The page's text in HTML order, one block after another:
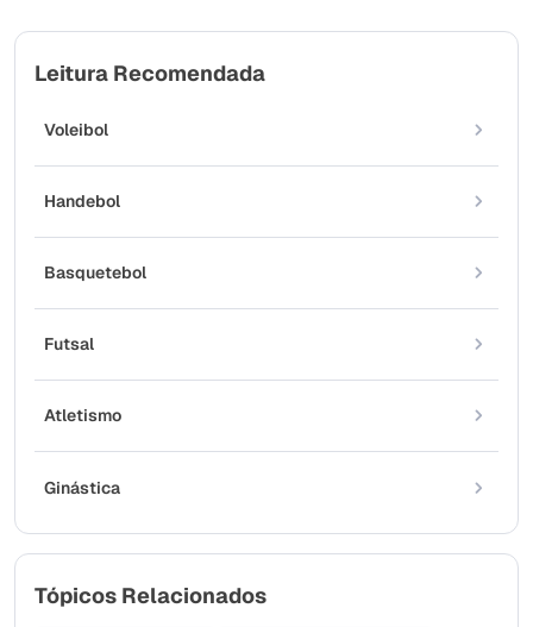
Leitura Recomendada
Voleibol
Handebol
Basquetebol
Futsal
Atletismo
Ginástica
Tópicos Relacionados